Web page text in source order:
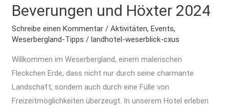
Beverungen und Höxter 2024
Schreibe einen Kommentar /Aktivitäten,Events,
Weserbergland-Tipps /landhotel-weserblick-cxus
Willkommen im Weserbergland, einem malerischen
Fleckchen Erde, dass nicht nur durch seine charmante
Landschaft, sondern auch durch eine Fülle von
Freizeitmöglichkeiten überzeugt. In unserem Hotel erleben